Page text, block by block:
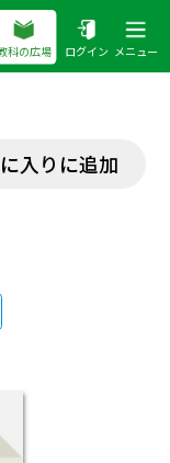
科の広場 ログイン メニュー
入りに追加